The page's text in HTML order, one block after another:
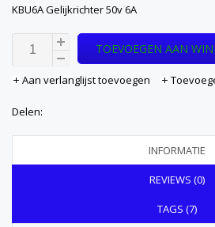
KBU6A Gelijkrichter 50v 6A
TOEVOEGEN AAN
Aan verlanglijst toevoegen
Delen:
INFORMATIE
REVIEWS (0)
TAGS (7)